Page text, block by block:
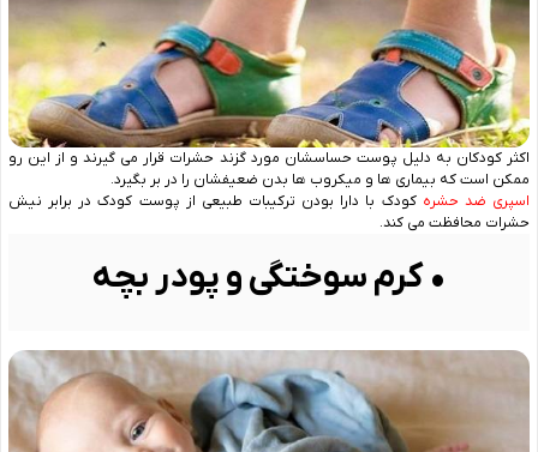
اکثر کودکان به دلیل پوست حساسشان مورد گزند حشرات قرار می گیرند و از این رو
ممکن است که بیماری ها و میکروب ها بدن ضعیفشان را در بر بگیرد.
اسپری ضد حشره کودک با دارا بودن ترکیبات طبیعی از پوست کودک در برابر نیش
حشرات محافظت می کند.
• کرم سوختگی و پودر بچه